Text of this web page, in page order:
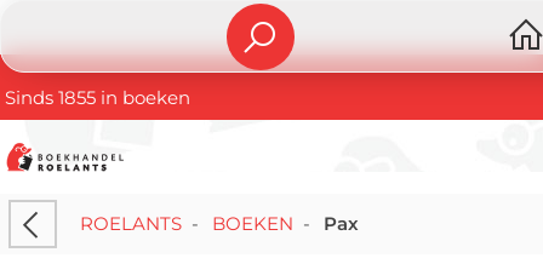
Sinds 1855 in boeken
ROELANTS- BOEKEN - Pax